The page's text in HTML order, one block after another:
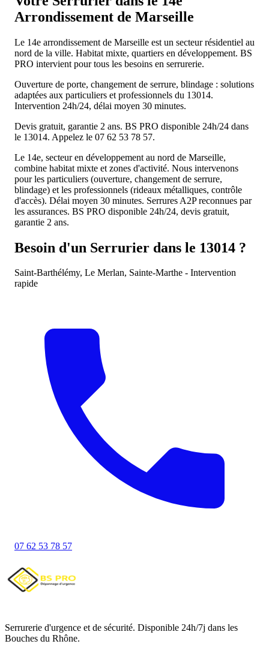
Arrondissement de Marseille
Le 14e arrondissement de Marseille est un secteur résidentiel au
nord de la ville. Habitat mixte, quartiers en développement. BS
PRO intervient pour tous les besoins en serrurerie.
Ouverture de porte, changement de serrure, blindage : solutions
adaptées aux particuliers et professionnels du 13014.
Intervention 24h/24, délai moyen 30 minutes.
Devis gratuit, garantie 2 ans. BS PRO disponible 24h/24 dans
le 13014. Appelez le 07 62 53 78 57.
Le 14e, secteur en développement au nord de Marseille,
combine habitat mixte et zones d'activité. Nous intervenons
pour les particuliers (ouverture, changement de serrure,
blindage) et les professionnels (rideaux métalliques, contrôle
d'accès). Délai moyen 30 minutes. Serrures A2P reconnues par
les assurances. BS PRO disponible 24h/24, devis gratuit,
garantie 2 ans.
Besoin d'un Serrurier dans le 13014 ?
Saint-Barthélémy, Le Merlan, Sainte-Marthe - Intervention
rapide
07 62 53 78 57
Serrurerie d'urgence et de sécurité. Disponible 24h/7j dans les
Bouches du Rhône.